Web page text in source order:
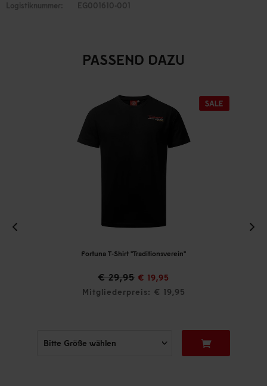
Logistiknummer: EG001610-001
PASSEND DAZU
Fortuna T-Shirt "Traditionsverein"
€ 29,95 € 19,95
Mitgliederpreis: € 19,95